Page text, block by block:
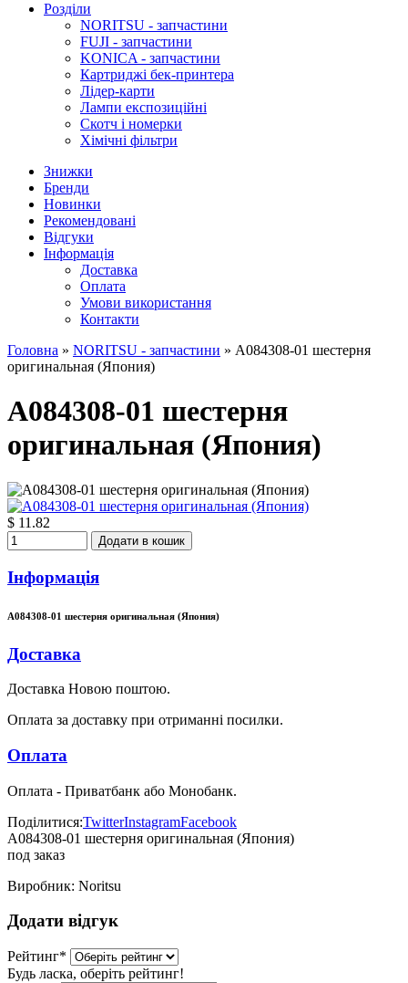
Розділи
NORITSU - запчастини
FUJI - запчастини
KONICA - запчастини
Картриджі бек-принтера
Лідер-карти
Лампи експозиційні
Скотч і номерки
Хімічні фільтри
Знижки
Бренди
Новинки
Рекомендовані
Відгуки
Інформація
Доставка
Оплата
Умови використання
Контакти
Головна » NORITSU - запчастини » A084308-01 шестерня
оригинальная (Япония)
A084308-01 шестерня
оригинальная (Япония)
$ 11.82
Додати в кошик
Інформація
A084308-01 шестерня оригинальная (Япония)
Доставка
Доставка Новою поштою.
Оплата за доставку при отриманні посилки.
Оплата
Оплата - Приватбанк або Монобанк.
Поділитися:TwitterInstagramFacebook
A084308-01 шестерня оригинальная (Япония)
под заказ
Виробник: Noritsu
Додати відгук
Рейтинг*
Будь ласка, оберіть рейтинг!